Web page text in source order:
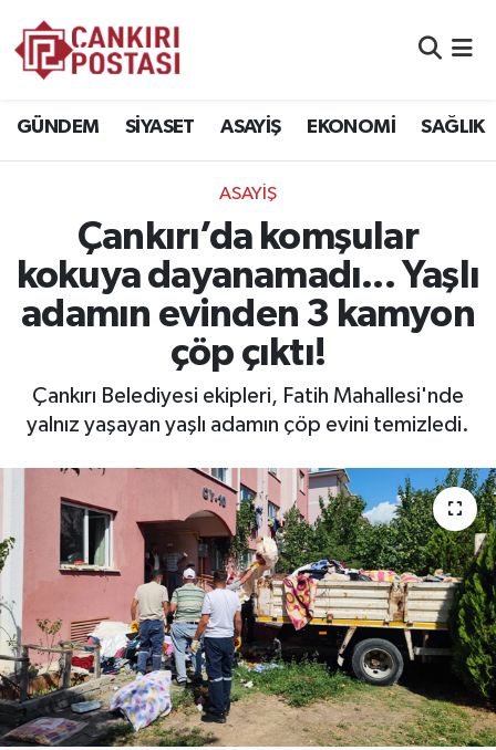
GÜNDEM SİYASET ASAYİŞ EKONOMİ SAĞLIK
ASAYİŞ
Çankırı’da komşular
kokuya dayanamadı... Yaşlı
adamın evinden 3 kamyon
çöp çıktı!
Çankırı Belediyesi ekipleri, Fatih Mahallesi'nde
yalnız yaşayan yaşlı adamın çöp evini temizledi.
EKONOMİ
SAĞLIK
EĞİTİM
YAŞAM
ÇEVRE
İLÇELER
RESMİ İLANLAR
KÜLTÜR
Trafik Durumu
Süper Lig Puan Durumu ve Fikstür
Tüm Manşetler
Son Dakika Haberleri
Haber Arşivi